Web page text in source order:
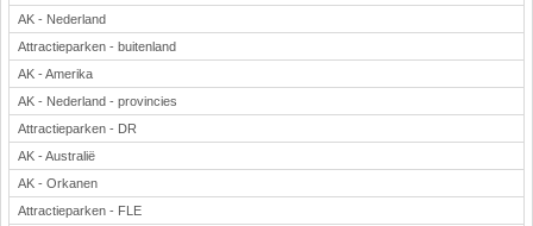
AK - Nederland
Attractieparken - buitenland
AK - Amerika
AK - Nederland - provincies
Attractieparken - DR
AK - Australië
AK - Orkanen
Attractieparken - FLE